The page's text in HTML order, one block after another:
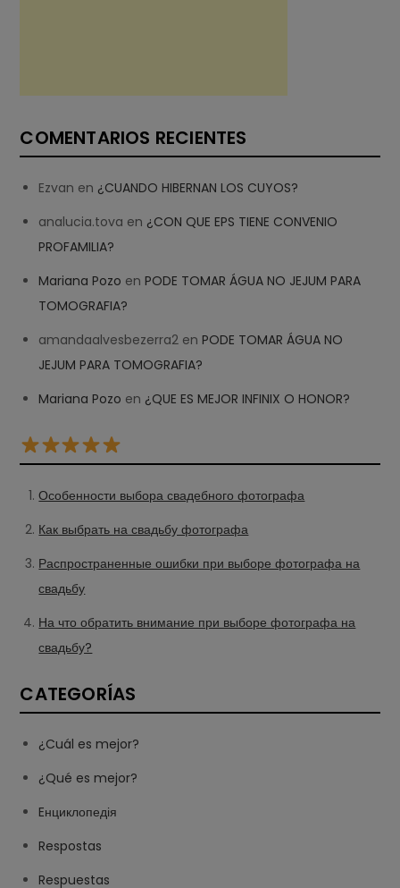
COMENTARIOS RECIENTES
Ezvan en ¿CUANDO HIBERNAN LOS CUYOS?
analucia.tova en ¿CON QUE EPS TIENE CONVENIO
PROFAMILIA?
Mariana Pozo enPODE TOMAR ÁGUA NO JEJUM PARA
TOMOGRAFIA?
amandaalvesbezerra2 enPODE TOMAR ÁGUA NO
JEJUM PARA TOMOGRAFIA?
Mariana Pozo en ¿QUE ES MEJOR INFINIX O HONOR?
Особенности выбора свадебного фотографа
Как выбрать на свадьбу фотографа
Распространенные ошибки при выборе фотографа на
свадьбу
На что обратить внимание при выборе фотографа на
свадьбу?
CATEGORÍAS
¿Cuál es mejor?
¿Qué es mejor?
Eнциклопедія
Respostas
Respuestas